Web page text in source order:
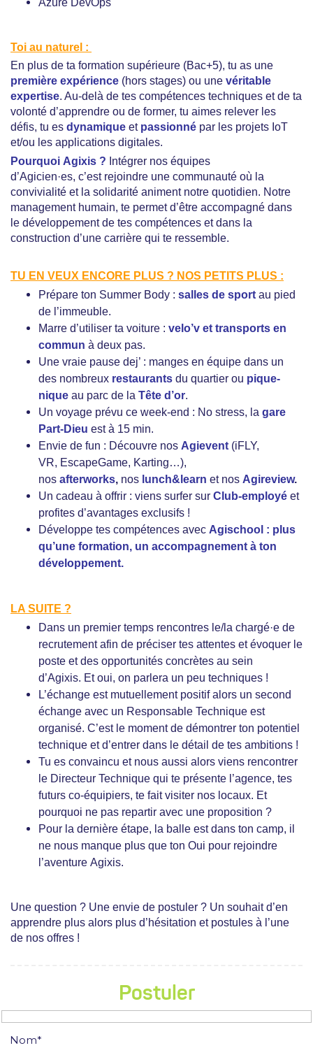
Toi au naturel :
En plus de ta formation supérieure (Bac+5), tu as une
première expérience (hors stages) ou une véritable
expertise. Au-delà de tes compétences techniques et de ta
volonté d’apprendre ou de former, tu aimes relever les
défis, tu es dynamique et passionné par les projets IoT
et/ou les applications digitales.
Pourquoi Agixis ? Intégrer nos équipes
d’Agicien·es, c’est rejoindre une communauté où la
convivialité et la solidarité animent notre quotidien. Notre
management humain, te permet d’être accompagné dans
le développement de tes compétences et dans la
construction d’une carrière qui te ressemble.
TU EN VEUX ENCORE PLUS ? NOS PETITS PLUS :
Prépare ton Summer Body : salles de sport au pied
de l’immeuble.
Marre d’utiliser ta voiture : velo’v et transports en
commun à deux pas.
Une vraie pause dej’ : manges en équipe dans un
des nombreux restaurants du quartier ou pique-
nique au parc de la Tête d’or.
Un voyage prévu ce week-end : No stress, la gare
Part-Dieu est à 15 min.
Envie de fun : Découvre nos Agievent (iFLY,
VR, EscapeGame, Karting…),
nos afterworks, nos lunch&learn et nos Agireview.
Un cadeau à offrir : viens surfer sur Club-employé et
profites d’avantages exclusifs !
Développe tes compétences avec Agischool : plus
qu’une formation, un accompagnement à ton
développement.
LA SUITE ?
Dans un premier temps rencontres le/la chargé·e de
recrutement afin de préciser tes attentes et évoquer le
poste et des opportunités concrètes au sein
d’Agixis. Et oui, on parlera un peu techniques !
L’échange est mutuellement positif alors un second
échange avec un Responsable Technique est
organisé. C’est le moment de démontrer ton potentiel
technique et d’entrer dans le détail de tes ambitions !
Tu es convaincu et nous aussi alors viens rencontrer
le Directeur Technique qui te présente l’agence, tes
futurs co-équipiers, te fait visiter nos locaux. Et
pourquoi ne pas repartir avec une proposition ?
Pour la dernière étape, la balle est dans ton camp, il
ne nous manque plus que ton Oui pour rejoindre
l’aventure Agixis.
Une question ? Une envie de postuler ? Un souhait d’en
apprendre plus alors plus d’hésitation et postules à l’une
de nos offres !
Postuler
Nom*